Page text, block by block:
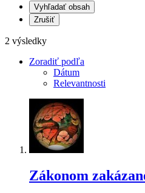
Vyhľadať obsah
Zrušiť
2 výsledky
Zoradiť podľa
Dátum
Relevantnosti
Zákonom